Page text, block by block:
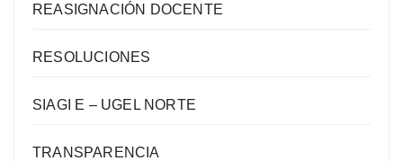
REASIGNACIÓN DOCENTE
RESOLUCIONES
SIAGI E – UGEL NORTE
TRANSPARENCIA